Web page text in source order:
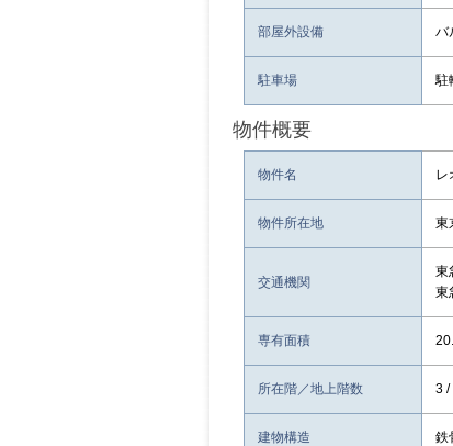
部屋外設備 バ
駐車場 駐
物件概要
物件名 レ
物件所在地 東
交通機関
東
東
専有面積
所在階／地上階数 3 /
建物構造 鉄